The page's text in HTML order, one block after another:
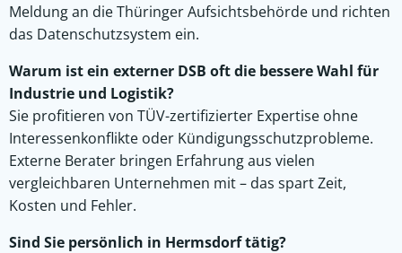
Meldung an die Thüringer Aufsichtsbehörde und richten
das Datenschutzsystem ein.
Warum ist ein externer DSB oft die bessere Wahl für
Industrie und Logistik?
Sie profitieren von TÜV-zertifizierter Expertise ohne
Interessenkonflikte oder Kündigungsschutzprobleme.
Externe Berater bringen Erfahrung aus vielen
vergleichbaren Unternehmen mit – das spart Zeit,
Kosten und Fehler.
Sind Sie persönlich in Hermsdorf tätig?